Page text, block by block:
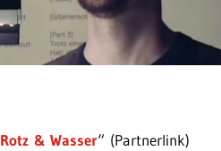
Rotz & Wasser“ (Partnerlink)